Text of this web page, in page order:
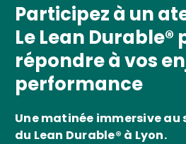
Participez à un
Le Lean Durable®
répondre à vos
performance
Une matinée immersive au
du Lean Durable® à Lyon.